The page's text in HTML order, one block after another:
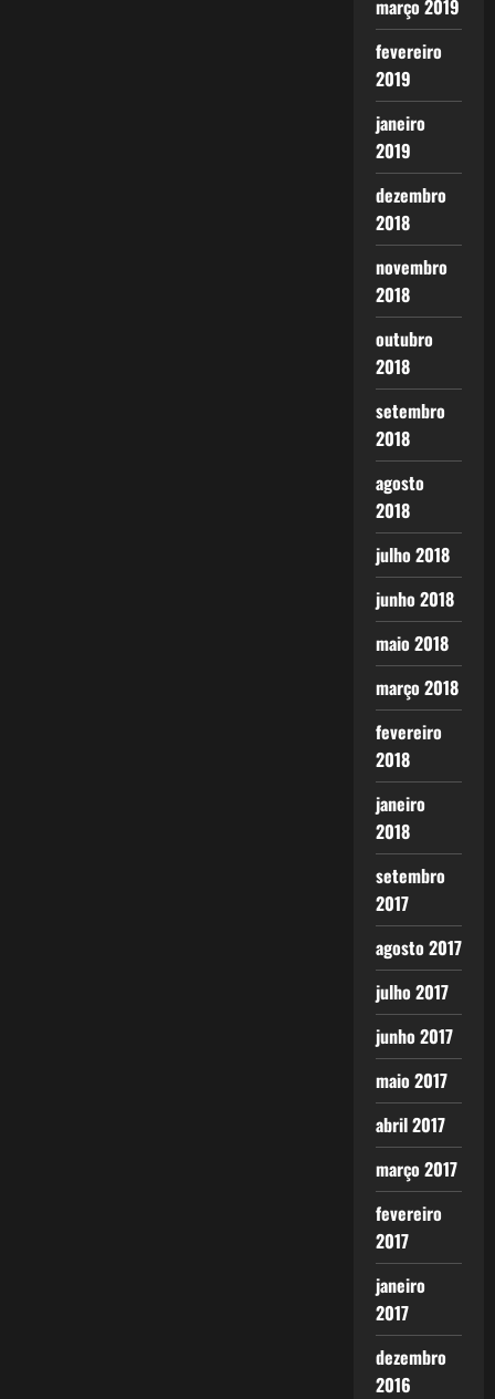
março 2019
fevereiro
2019
janeiro
2019
dezembro
2018
novembro
2018
outubro
2018
setembro
2018
agosto
2018
julho 2018
junho 2018
maio 2018
março 2018
fevereiro
2018
janeiro
2018
setembro
2017
agosto 2017
julho 2017
junho 2017
maio 2017
abril 2017
março 2017
fevereiro
2017
janeiro
2017
dezembro
2016